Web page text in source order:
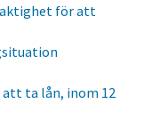
för att
att ta lån, inom 12